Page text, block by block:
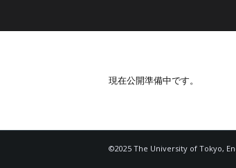
現在公開準備中です。
©2025 The University of Tokyo,